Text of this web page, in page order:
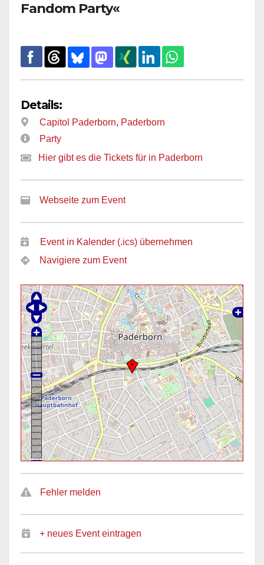
Fandom Party«
Details:
Capitol Paderborn, Paderborn
Party
Hier gibt es die Tickets für in Paderborn
Webseite zum Event
Event in Kalender (.ics) übernehmen
Navigiere zum Event
Fehler melden
+ neues Event eintragen